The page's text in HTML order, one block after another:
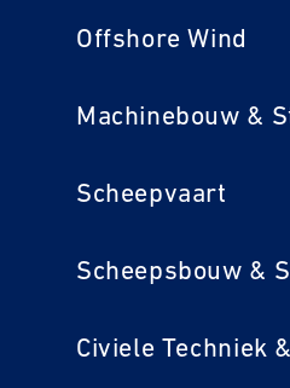
Offshore Wind
Machinebouw &
Scheepvaart
Scheepsbouw &
Civiele Techniek